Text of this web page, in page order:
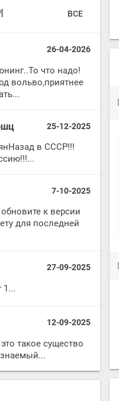
ВСЕ
26-04-2026
что надо!
вольво,приятнее
25-12-2025
в СССР!!!
7-10-2025
к версии
для последней
27-09-2025
1...
12-09-2025
такое существо